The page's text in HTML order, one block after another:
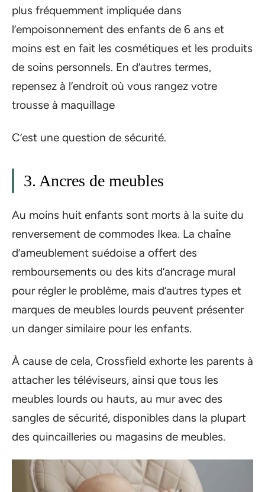
plus fréquemment impliquée dans
l’empoisonnement des enfants de 6 ans et
moins est en fait les cosmétiques et les produits
de soins personnels. En d’autres termes,
repensez à l’endroit où vous rangez votre
trousse à maquillage
C’est une question de sécurité.
3. Ancres de meubles
Au moins huit enfants sont morts à la suite du
renversement de commodes Ikea. La chaîne
d’ameublement suédoise a offert des
remboursements ou des kits d’ancrage mural
pour régler le problème, mais d’autres types et
marques de meubles lourds peuvent présenter
un danger similaire pour les enfants.
À cause de cela, Crossfield exhorte les parents à
attacher les téléviseurs, ainsi que tous les
meubles lourds ou hauts, au mur avec des
sangles de sécurité, disponibles dans la plupart
des quincailleries ou magasins de meubles.